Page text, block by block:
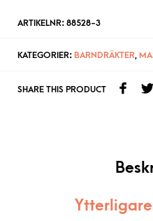
ARTIKELNR: 88528-3
KATEGORIER: BARNDRÄKTER,
SHARE THIS PRODUCT